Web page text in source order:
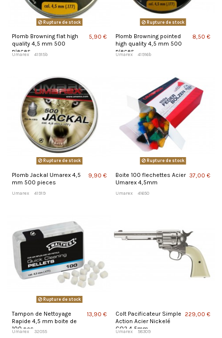
Rupture de stock
Plomb Browning flat high
quality 4,5 mm 500
pieces
Umarex 41915b
5,90 €
Rupture de stock
Plomb Browning pointed
high quality 4,5 mm 500
pieces
Umarex 41916b
8,50 €
Rupture de stock
Plomb Jackal Umarex 4,5
mm 500 pieces
Umarex 41919
9,90 €
Rupture de stock
Boite 100 flechettes Acier
Umarex 4,5mm
Umarex 41650
37,00 €
Rupture de stock
Tampon de Nettoyage
Rapide 4,5 mm boite de
100 pcs
Umarex 32055
13,90 €
Colt Pacificateur Simple
Action Acier Nickelé
CO2 4,5mm
Umarex 58309
229,00 €